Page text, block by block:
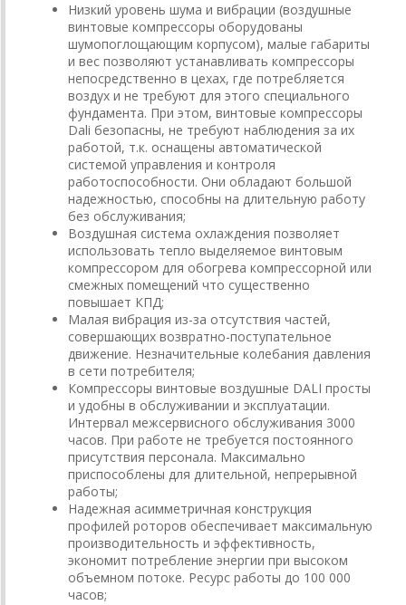
Низкий уровень шума и вибрации (воздушные
винтовые компрессоры оборудованы
шумопоглощающим корпусом), малые габариты
и вес позволяют устанавливать компрессоры
непосредственно в цехах, где потребляется
воздух и не требуют для этого специального
фундамента. При этом, винтовые компрессоры
Dali безопасны, не требуют наблюдения за их
работой, т.к. оснащены автоматической
системой управления и контроля
работоспособности. Они обладают большой
надежностью, способны на длительную работу
без обслуживания;
Воздушная система охлаждения позволяет
использовать тепло выделяемое винтовым
компрессором для обогрева компрессорной или
смежных помещений что существенно
повышает КПД;
Малая вибрация из-за отсутствия частей,
совершающих возвратно-поступательное
движение. Незначительные колебания давления
в сети потребителя;
Компрессоры винтовые воздушные DALI просты
и удобны в обслуживании и эксплуатации.
Интервал межсервисного обслуживания 3000
часов. При работе не требуется постоянного
присутствия персонала. Максимально
приспособлены для длительной, непрерывной
работы;
Надежная асимметричная конструкция
профилей роторов обеспечивает максимальную
производительность и эффективность,
экономит потребление энергии при высоком
объемном потоке. Ресурс работы до 100 000
часов;